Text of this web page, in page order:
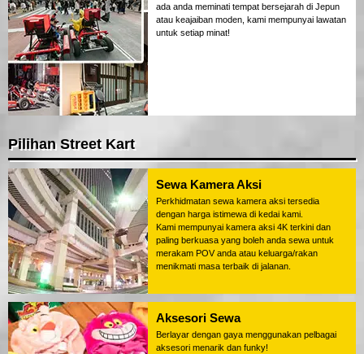
ada anda meminati tempat bersejarah di Jepun
atau keajaiban moden, kami mempunyai lawatan
untuk setiap minat!
Pilihan Street Kart
Sewa Kamera Aksi
Perkhidmatan sewa kamera aksi tersedia
dengan harga istimewa di kedai kami.
Kami mempunyai kamera aksi 4K terkini dan
paling berkuasa yang boleh anda sewa untuk
merakam POV anda atau keluarga/rakan
menikmati masa terbaik di jalanan.
Aksesori Sewa
Berlayar dengan gaya menggunakan pelbagai
aksesori menarik dan funky!